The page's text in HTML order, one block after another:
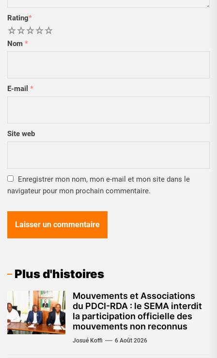
Rating*
5
4
3
2
Nom *
E-mail *
Site web
Enregistrer mon nom, mon e-mail et mon site dans le
navigateur pour mon prochain commentaire.
Plus d'histoires
Mouvements et Associations
du PDCI-RDA : le SEMA interdit
la participation officielle des
mouvements non reconnus
Josué Koffi 6 Août 2026